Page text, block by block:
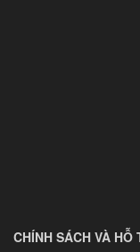
CHÍNH SÁCH VÀ HỖ